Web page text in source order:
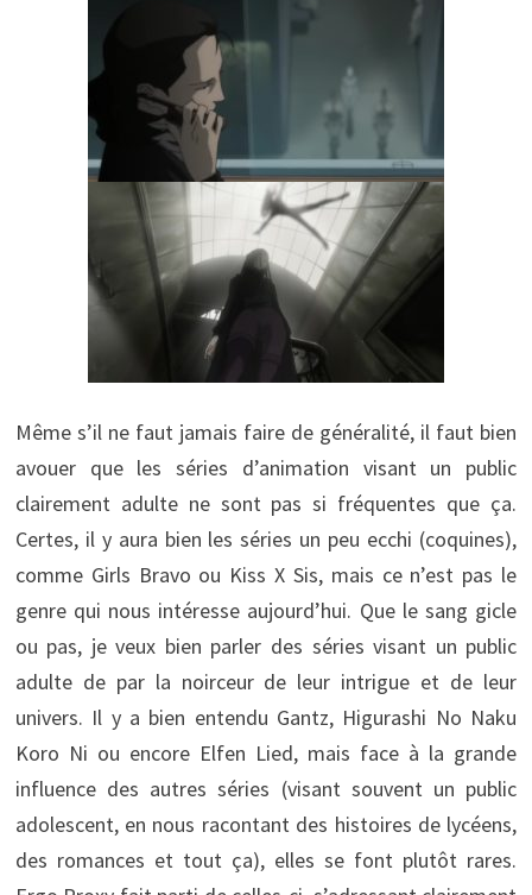
Même s’il ne faut jamais faire de généralité, il faut bien
avouer que les séries d’animation visant un public
clairement adulte ne sont pas si fréquentes que ça.
Certes, il y aura bien les séries un peu ecchi (coquines),
comme Girls Bravo ou Kiss X Sis, mais ce n’est pas le
genre qui nous intéresse aujourd’hui. Que le sang gicle
ou pas, je veux bien parler des séries visant un public
adulte de par la noirceur de leur intrigue et de leur
univers. Il y a bien entendu Gantz, Higurashi No Naku
Koro Ni ou encore Elfen Lied, mais face à la grande
influence des autres séries (visant souvent un public
adolescent, en nous racontant des histoires de lycéens,
des romances et tout ça), elles se font plutôt rares.